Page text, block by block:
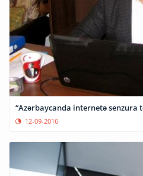
“Azərbaycanda internetə senzura
12-09-2016